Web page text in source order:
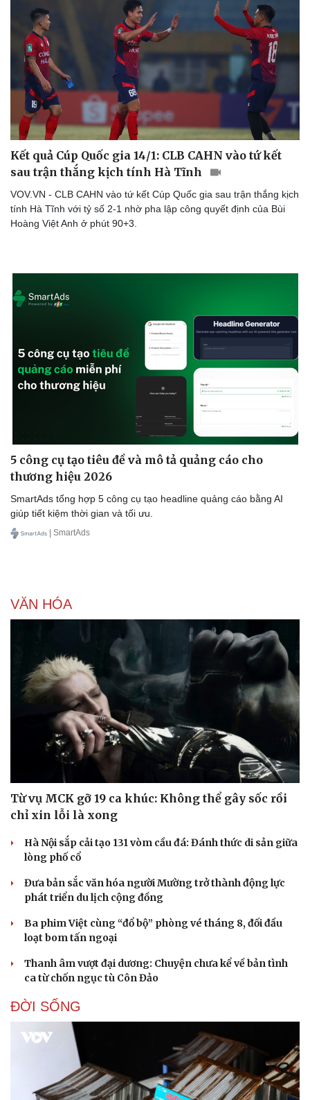
Thể thao
Bóng đá
Lịch thi đấu bóng đá
Thế giới thể thao
eSports
Ô tô - Xe máy
Tư vấn
Doanh nghiệp
Thông tin doanh nghiệp
Doanh nghiệp 24h
Doanh nhân
Vì cộng đồng
Sành điệu
Tin Công nghệ
Trải nghiệm
Chuyển đổi số
Kết quả Cúp Quốc gia 14/1: CLB CAHN vào tứ kết
sau trận thắng kịch tính Hà Tĩnh
VOV.VN - CLB CAHN vào tứ kết Cúp Quốc gia sau trận thắng kịch
tính Hà Tĩnh với tỷ số 2-1 nhờ pha lập công quyết định của Bùi
Hoàng Việt Anh ở phút 90+3.
5 công cụ tạo tiêu đề và mô tả quảng cáo cho
thương hiệu 2026
SmartAds tổng hợp 5 công cụ tạo headline quảng cáo bằng AI
giúp tiết kiệm thời gian và tối ưu.
| SmartAds
VĂN HÓA
Từ vụ MCK gỡ 19 ca khúc: Không thể gây sốc rồi
chỉ xin lỗi là xong
Hà Nội sắp cải tạo 131 vòm cầu đá: Đánh thức di sản giữa
lòng phố cổ
Đưa bản sắc văn hóa người Mường trở thành động lực
phát triển du lịch cộng đồng
Ba phim Việt cùng “đổ bộ” phòng vé tháng 8, đối đầu
loạt bom tấn ngoại
Thanh âm vượt đại dương: Chuyện chưa kể về bản tình
ca từ chốn ngục tù Côn Đảo
ĐỜI SỐNG